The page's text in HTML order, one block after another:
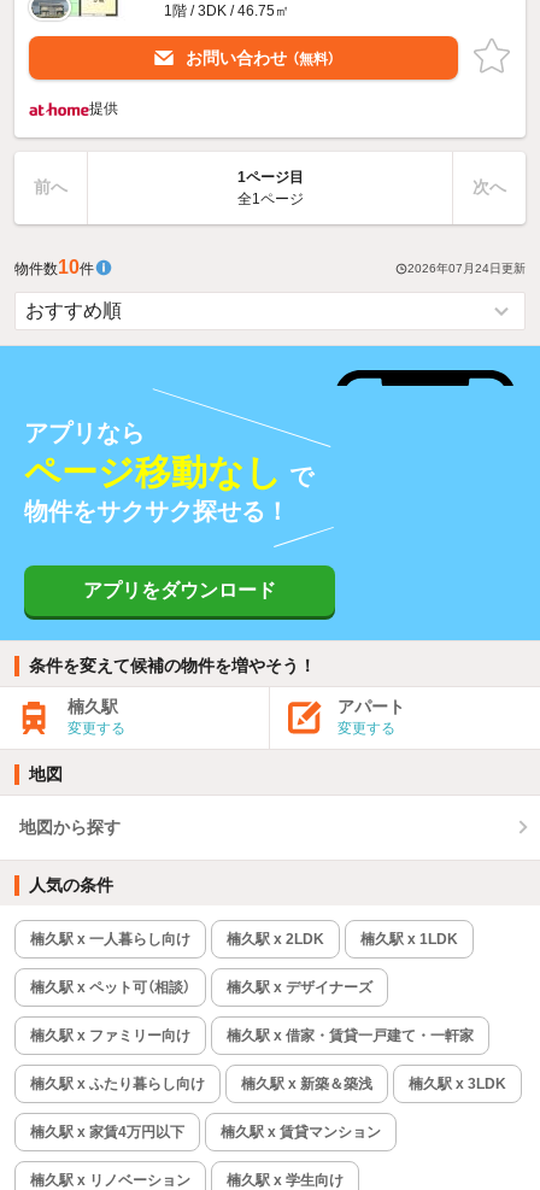
1階 / 3DK / 46.75㎡
お問い合わせ （無料）
提供
前へ
1ページ目
全1ページ
次へ
物件数10件 2026年07月24日更新
アプリなら
ページ移動なし で
物件をサクサク探せる！
アプリをダウンロード
条件を変えて候補の物件を増やそう！
楠久駅
変更する
アパート
変更する
地図
地図から探す
人気の条件
楠久駅 x 一人暮らし向け 楠久駅 x 2LDK 楠久駅 x 1LDK
楠久駅 x ペット可（相談） 楠久駅 x デザイナーズ
楠久駅 x ファミリー向け 楠久駅 x 借家・賃貸一戸建て・一軒家
楠久駅 x ふたり暮らし向け 楠久駅 x 新築＆築浅 楠久駅 x 3LDK
楠久駅 x 家賃4万円以下 楠久駅 x 賃貸マンション
楠久駅 x リノベーション 楠久駅 x 学生向け